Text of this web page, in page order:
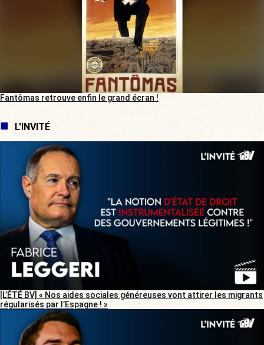
Fantômas retrouve enfin le grand écran !
L'INVITÉ
[L’ÉTÉ BV] « Nos aides sociales généreuses vont attirer les migrants
régularisés par l’Espagne ! »